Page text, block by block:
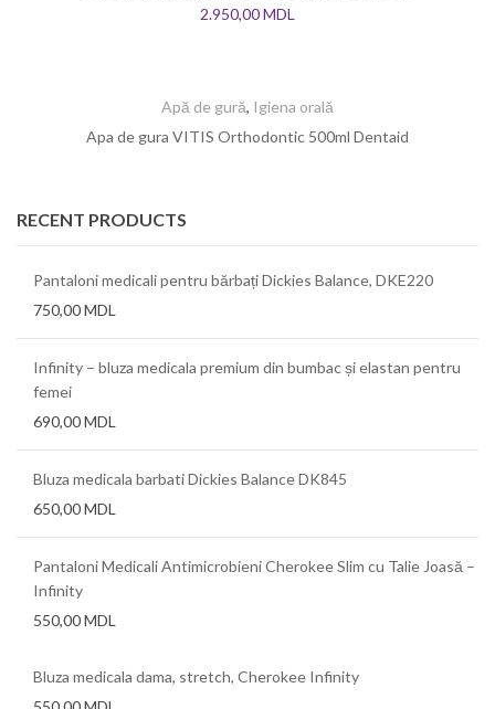
2.950,00MDL
Apă de gură, Igiena orală
Apa de gura VITIS Orthodontic 500ml Dentaid
RECENT PRODUCTS
Pantaloni medicali pentru bărbați Dickies Balance, DKE220
750,00MDL
Infinity – bluza medicala premium din bumbac și elastan pentru
femei
690,00MDL
Bluza medicala barbati Dickies Balance DK845
650,00MDL
Pantaloni Medicali Antimicrobieni Cherokee Slim cu Talie Joasă –
Infinity
550,00MDL
Bluza medicala dama, stretch, Cherokee Infinity